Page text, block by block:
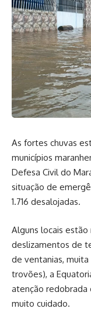
As fortes chuvas
municípios
Defesa Civil do
situação de
1.716 desalojadas.
Alguns locais
deslizamentos de
de ventanias,
trovões), a
atenção redobrada
muito cuidado.